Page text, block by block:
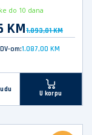
do 10 dana
KM1.093,01 KM
om:1.087,00 KM
U korpu